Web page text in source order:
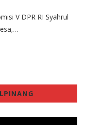
V DPR RI Syahrul